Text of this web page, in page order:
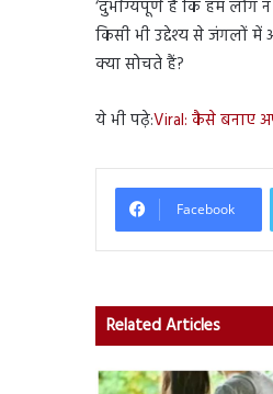
‘दुर्भाग्यपूर्ण है कि हम
किसी भी उद्देश्य से जंगलों
क्या सोचते हैं?
ये भी पढ़े:Viral: कैसे बनाए
Facebook
Related Articles